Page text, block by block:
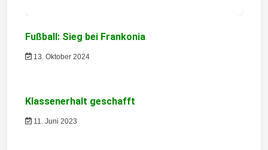
g
t
i
Fußball: Sieg bei Frankonia
13. Oktober 2024
Klassenerhalt geschafft
11. Juni 2023